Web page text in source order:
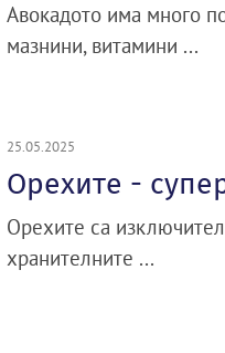
Авокадото има много
мазнини, витамини ...
25.05.2025
Орехите -
Орехите са
хранителните ...